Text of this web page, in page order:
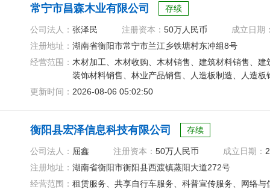
常宁市昌森木业有限公司 存续
公司法人： 张泽民 注册资本： 50万人民币
成立日期
注册地址： 湖南省衡阳市常宁市兰江乡铁塘村东冲组8号
经营范围： 木材加工、木材收购、木材销售、建筑材料销售、
装饰材料销售、林业产品销售、人造板制造、人造
更新时间： 2026-08-06 05:02:50
衡阳县宏泽信息科技有限公司 存续
公司法人： 屈鑫 注册资本： 50万人民币 成立日期：
注册地址： 湖南省衡阳市衡阳县西渡镇蒸阳大道272号
经营范围： 租赁服务、共享自行车服务、科普宣传服务、网络